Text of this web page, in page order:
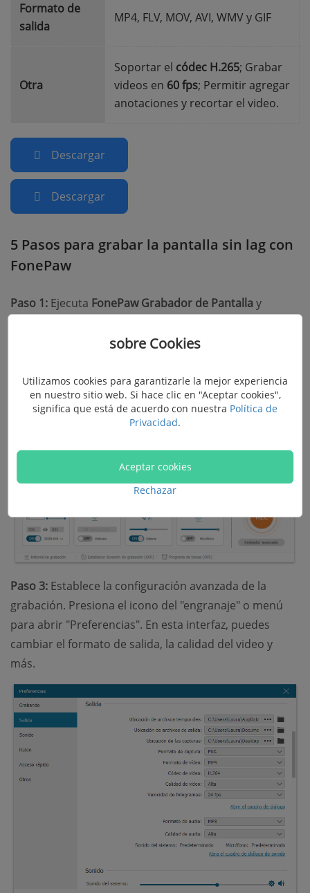
Formato de
salida
MP4, FLV, MOV, AVI, WMV y GIF
Otra
Soportar el códec H.265; Grabar
videos en 60 fps; Permitir agregar
anotaciones y recortar el video.
Descargar
Descargar
5 Pasos para grabar la pantalla sin lag con
FonePaw
Paso 1: Ejecuta FonePaw Grabador de Pantalla y
Seleccionar el área de grabación
puedes clicar en "Lleno" para grabar la pantalla
completa.
micrófono o webcam según sea necesario.
Paso 3: Establece la configuración avanzada de la
grabación. Presiona el icono del "engranaje" o menú
para abrir "Preferencias". En esta interfaz, puedes
cambiar el formato de salida, la calidad del video y
más.
sobre Cookies
Utilizamos cookies para garantizarle la mejor experiencia
en nuestro sitio web. Si hace clic en "Aceptar cookies",
significa que está de acuerdo con nuestra Política de
Privacidad.
Aceptar cookies
Rechazar